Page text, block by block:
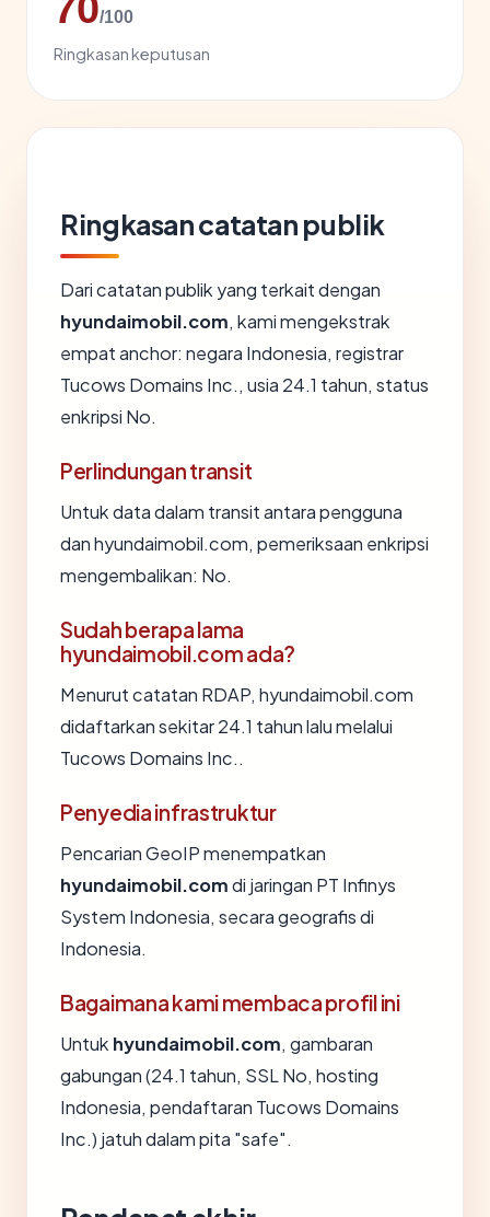
/100
Ringkasan keputusan
Ringkasan catatan publik
Dari catatan publik yang terkait dengan
hyundaimobil.com, kami mengekstrak
empat anchor: negara Indonesia, registrar
Tucows Domains Inc., usia 24.1 tahun, status
enkripsi No.
Perlindungan transit
Untuk data dalam transit antara pengguna
dan hyundaimobil.com, pemeriksaan enkripsi
mengembalikan: No.
Sudah berapa lama
hyundaimobil.com ada?
Menurut catatan RDAP, hyundaimobil.com
didaftarkan sekitar 24.1 tahun lalu melalui
Tucows Domains Inc..
Penyedia infrastruktur
Pencarian GeoIP menempatkan
hyundaimobil.comdi jaringan PT Infinys
System Indonesia, secara geografis di
Indonesia.
Bagaimana kami membaca profil ini
Untuk hyundaimobil.com, gambaran
gabungan (24.1 tahun, SSL No, hosting
Indonesia, pendaftaran Tucows Domains
Inc.) jatuh dalam pita "safe".